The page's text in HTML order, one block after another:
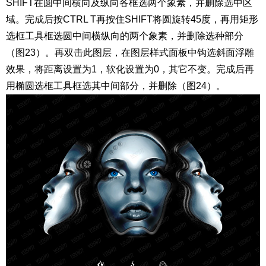
SHIFT在圆中间横向及纵向各框选两个象素，并删除选中区
域。完成后按CTRL T再按住SHIFT将圆旋转45度，再用矩形
选框工具框选圆中间横纵向的两个象素，并删除选种部分
（图23）。再双击此图层，在图层样式面板中钩选斜面浮雕
效果，将距离设置为1，软化设置为0，其它不变。完成后再
用椭圆选框工具框选其中间部分，并删除（图24）。